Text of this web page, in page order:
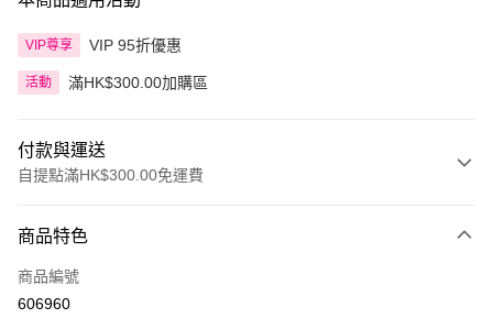
VIP尊享 VIP 95折優惠
活動 滿HK$300.00加購區
付款與運送
自提點滿HK$300.00免運費
信用卡
Apple Pay
商品特色
商品編號
606960